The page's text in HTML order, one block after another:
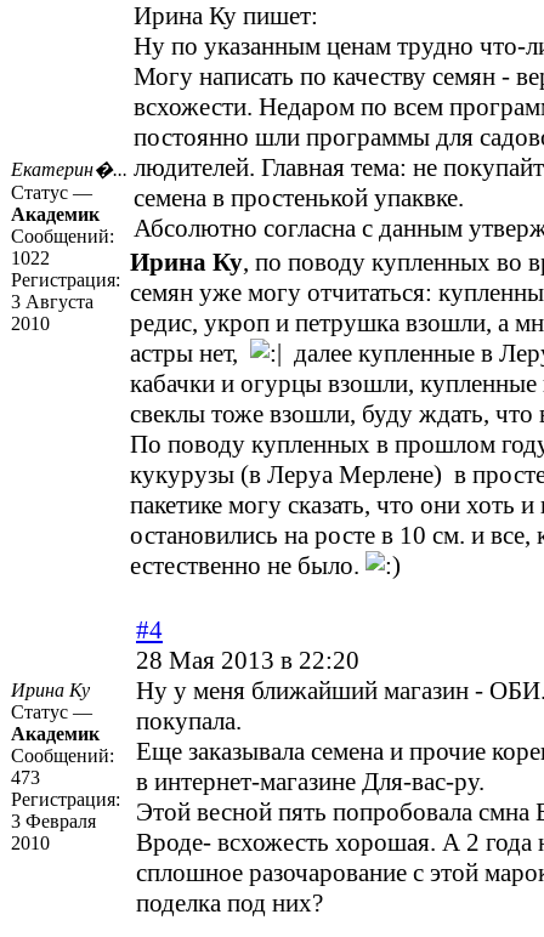
Екатерин�...
Статус —
Академик
Сообщений:
1022
Регистрация:
3 Августа
2010
Ирина Ку пишет:
Ну по указанным ценам трудно что-
Могу написать по качеству семян -
всхожести. Недаром по всем
постоянно шли программы для
людителей. Главная тема: не
семена в простенькой упаквке.
Абсолютно согласна с данным
Ирина Ку, по поводу купленных во
семян уже могу отчитаться:
редис, укроп и петрушка взошли, а
астры нет,
далее купленные в
кабачки и огурцы взошли,
свеклы тоже взошли, буду ждать, что
По поводу купленных в прошлом
кукурузы (в Леруа Мерлене) в
пакетике могу сказать, что они хоть
остановились на росте в 10 см. и все,
естественно не было.
Ирина Ку
Статус —
Академик
Сообщений:
473
Регистрация:
3 Февраля
2010
#4
28 Мая 2013 в 22:20
Ну у меня ближайший магазин -
покупала.
Еще заказывала семена и прочие
в интернет-магазине Для-вас-ру.
Этой весной пять попробовала смна
Вроде- всхожесть хорошая. А 2 года
сплошное разочарование с этой
поделка под них?